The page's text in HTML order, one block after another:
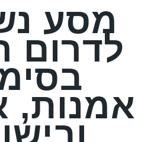
מסע
לדרום
אמנות,